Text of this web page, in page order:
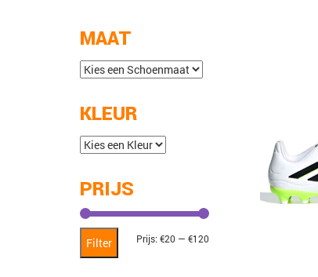
MAAT
KLEUR
PRIJS
Filter Prijs: €20 — €120